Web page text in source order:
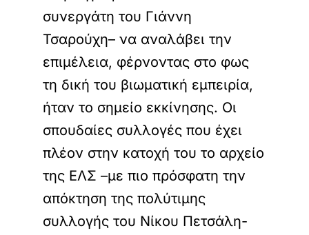
συνεργάτη του Γιάννη
Τσαρούχη– να αναλάβει την
επιμέλεια, φέρνοντας στο φως
τη δική του βιωματική εμπειρία,
ήταν το σημείο εκκίνησης. Οι
σπουδαίες συλλογές που έχει
πλέον στην κατοχή του το αρχείο
της ΕΛΣ –με πιο πρόσφατη την
απόκτηση της πολύτιμης
συλλογής του Νίκου Πετσάλη-